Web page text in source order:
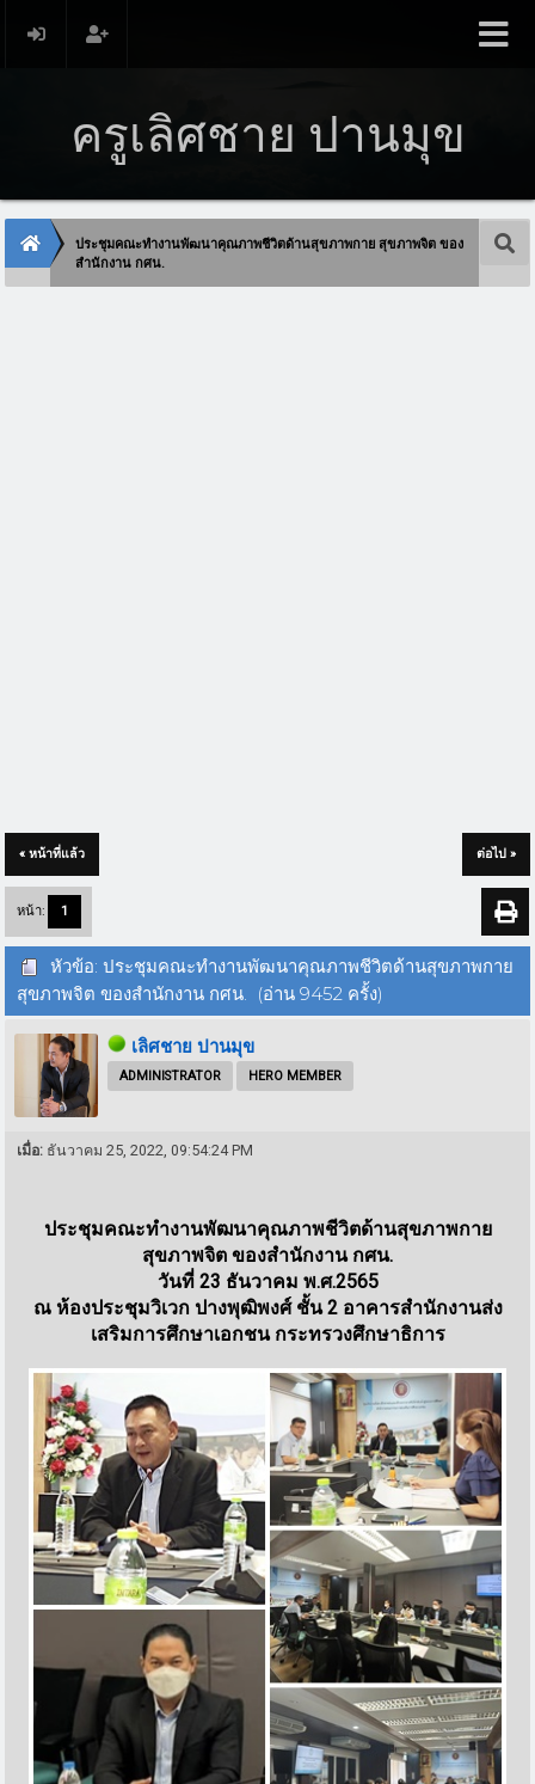
ครูเลิศชาย ปานมุข
ประชุมคณะทำงานพัฒนาคุณภาพชีวิตด้านสุขภาพกาย สุขภาพจิต ของ
สำนักงาน กศน.
« หน้าที่แล้ว ต่อไป »
หน้า: 1
หัวข้อ: ประชุมคณะทำงานพัฒนาคุณภาพชีวิตด้านสุขภาพกาย
สุขภาพจิต ของสำนักงาน กศน. (อ่าน 9452 ครั้ง)
เลิศชาย ปานมุข
ADMINISTRATOR HERO MEMBER
เมื่อ: ธันวาคม 25, 2022, 09:54:24 PM
ประชุมคณะทำงานพัฒนาคุณภาพชีวิตด้านสุขภาพกาย
สุขภาพจิต ของสำนักงาน กศน.
วันที่ 23 ธันวาคม พ.ศ.2565
ณ ห้องประชุมวิเวก ปางพุฒิพงศ์ ชั้น 2 อาคารสำนักงานส่ง
เสริมการศึกษาเอกชน กระทรวงศึกษาธิการ